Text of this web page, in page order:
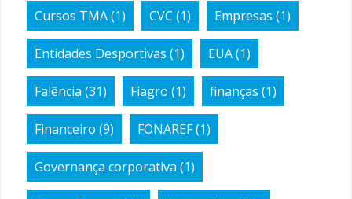
Cursos TMA(1) CVC (1) Empresas (1)
Entidades Desportivas (1) EUA(1)
Falência (31) Fiagro (1) finanças (1)
Financeiro (9) FONAREF(1)
Governança corporativa (1)